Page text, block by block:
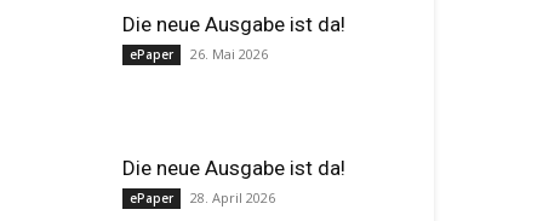
Die neue Ausgabe ist da!
ePaper 26. Mai 2026
Die neue Ausgabe ist da!
ePaper 28. April 2026